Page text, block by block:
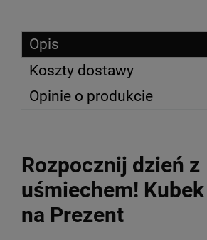
Opis
Koszty dostawy
Opinie o produkcie
Rozpocznij dzień z
uśmiechem!
na Prezent